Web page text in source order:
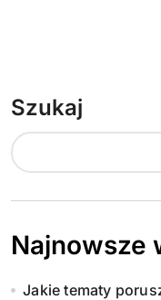
Szukaj
Najnowsze
Jakie tematy